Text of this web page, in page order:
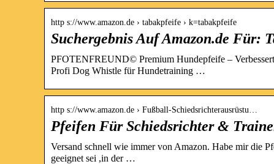
http s://www.amazon.de › tabakpfeife › k=tabakpfeife
Suchergebnis Auf Amazon.de Für:
PFOTENFREUND© Premium Hundepfeife –
Profi Dog Whistle für Hundetraining …
http s://www.amazon.de › Fußball-Schiedsrichterausrüstu…
Pfeifen Für Schiedsrichter &
Versand schnell wie immer von Amazon. Habe mir die
geeignet sei ,in der …